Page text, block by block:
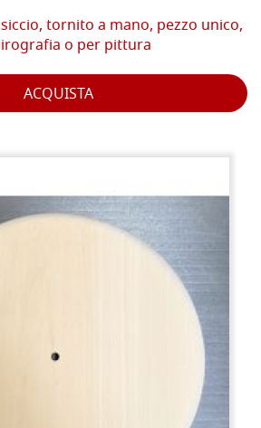
tornito a mano, pezzo unico,
o per pittura
ACQUISTA